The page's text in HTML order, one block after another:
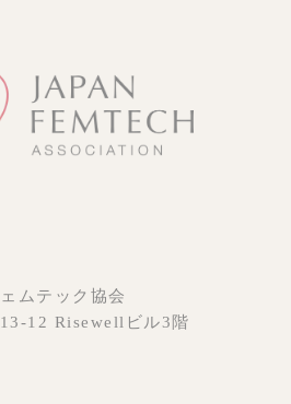
ムテック協会
12 Risewellビル3階